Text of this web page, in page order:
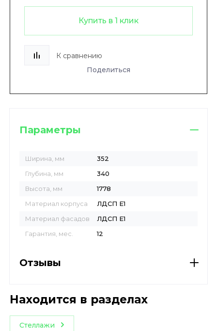
Купить в 1 клик
К сравнению
Поделиться
Параметры
Ширина, мм
352
Глубина, мм
340
Высота, мм
1778
Материал корпуса
ЛДСП Е1
Материал фасадов
ЛДСП Е1
Гарантия, мес.
12
Отзывы
Находится в разделах
Стеллажи